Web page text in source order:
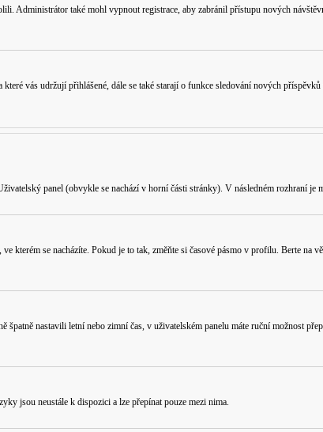
Administrátor také mohl vypnout registrace, aby zabránil přístupu nových
vás udržují přihlášené, dále se také starají o funkce sledování nových
panel (obvykle se nachází v horní části stránky). V následném rozhraní je
kterém se nacházíte. Pokud je to tak, změňte si časové pásmo v profilu. Berte na
nastavili letní nebo zimní čas, v uživatelském panelu máte ruční možnost
jsou neustále k dispozici a lze přepínat pouze mezi nima.